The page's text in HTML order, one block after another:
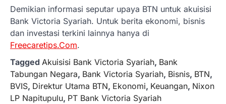
Demikian informasi seputar upaya BTN untuk akuisisi
Bank Victoria Syariah. Untuk berita ekonomi, bisnis
dan investasi terkini lainnya hanya di
Freecaretips.Com.
Tagged Akuisisi Bank Victoria Syariah, Bank
Tabungan Negara, Bank Victoria Syariah, Bisnis, BTN,
BVIS, Direktur Utama BTN, Ekonomi, Keuangan, Nixon
LP Napitupulu, PT Bank Victoria Syariah